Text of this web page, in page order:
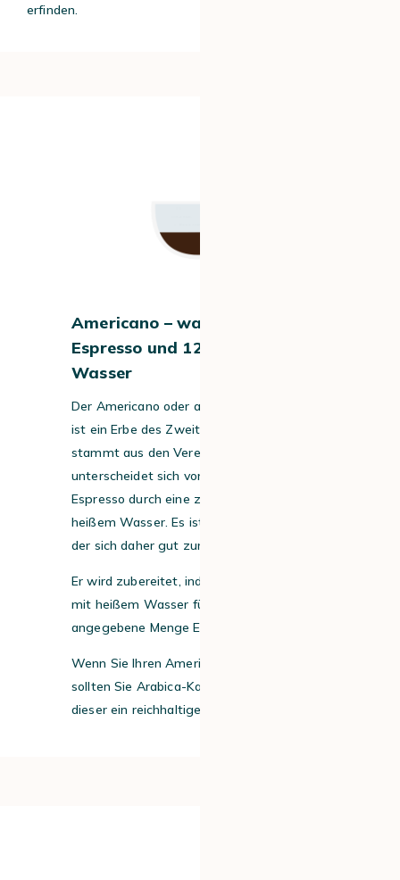
erfinden.
Americano – was drin ist: 25 ml
Espresso und 125 ml heißes
Wasser
Der Americano oder amerikanische Kaffee
ist ein Erbe des Zweiten Weltkriegs und
stammt aus den Vereinigten Staaten. Er
unterscheidet sich vom doppelten
Espresso durch eine zusätzliche Menge an
heißem Wasser. Es ist ein milderer Kaffee,
der sich daher gut zum Frühstück eignet.
Er wird zubereitet, indem man eine Tasse
mit heißem Wasser füllt und die oben
angegebene Menge Espresso hinzugibt.
Wenn Sie Ihren Americano zubereiten,
sollten Sie Arabica-Kaffee bevorzugen, da
dieser ein reichhaltigeres Aroma hat.